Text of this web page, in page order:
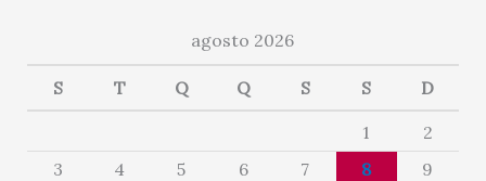
agosto 2026
S T Q Q S S D
1
2
3
4 5 6 7 8
9